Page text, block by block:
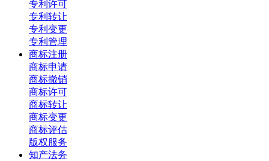
专利许可
专利转让
专利变更
专利管理
商标注册
商标申请
商标撤销
商标许可
商标转让
商标变更
商标评估
版权服务
知产法务